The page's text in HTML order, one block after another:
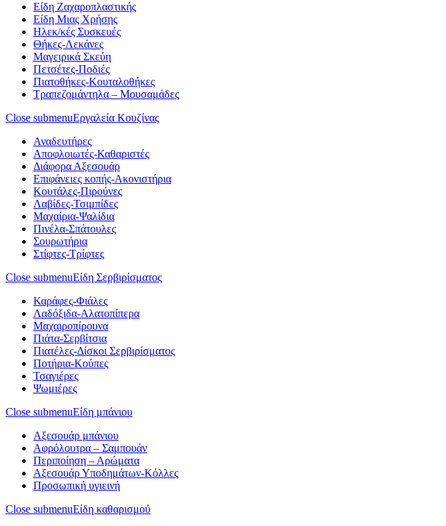
Είδη Ζαχαροπλαστικής
Είδη Μιας Χρήσης
Ηλεκ/κές Συσκευές
Θήκες-Λεκάνες
Μαγειρικά Σκεύη
Πετσέτες-Ποδιές
Πιατοθήκες-Κουταλοθήκες
Τραπεζομάντηλα – Μουσαμάδες
Close submenuΕργαλεία Κουζίνας
Αναδευτήρες
Αποφλοιωτές-Καθαριστές
Διάφορα Αξεσουάρ
Επιφάνειες κοπής-Ακονιστήρια
Κουτάλες-Πιρούνες
Λαβίδες-Τσιμπίδες
Μαχαίρια-Ψαλίδια
Πινέλα-Σπάτουλες
Σουρωτήρια
Στίφτες-Τρίφτες
Close submenuΕίδη Σερβιρίσματος
Καράφες-Φιάλες
Λαδόξιδα-Αλατοπίπερα
Μαχαιροπίρουνα
Πιάτα-Σερβίτσια
Πιατέλες-Δίσκοι Σερβιρίσματος
Ποτήρια-Κούπες
Τσαγιέρες
Ψωμιέρες
Close submenuΕίδη μπάνιου
Αξεσουάρ μπάνιου
Αφρόλουτρα – Σαμπουάν
Περιποίηση – Αρώματα
Αξεσουάρ Υποδημάτων-Κόλλες
Προσωπική υγιεινή
Close submenuΕίδη καθαρισμού